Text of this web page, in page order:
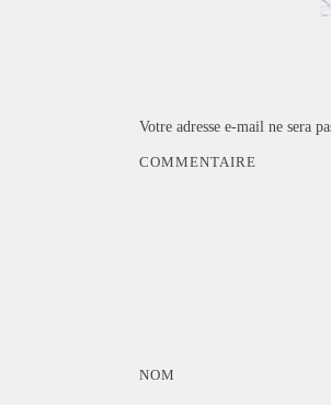
Votre adresse e-mail ne sera
COMMENTAIRE
NOM